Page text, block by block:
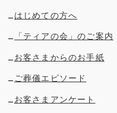
はじめての方へ
「ティアの会」のご案内
お客さまからのお手紙
ご葬儀エピソード
お客さまアンケート